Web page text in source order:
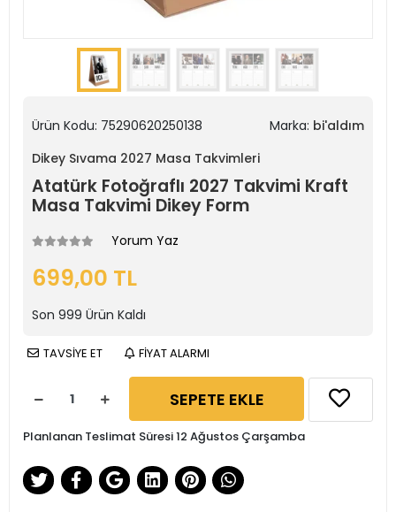
Ürün Kodu: 75290620250138 Marka: bi'aldım
Dikey Sıvama 2027 Masa Takvimleri
Atatürk Fotoğraflı 2027 Takvimi Kraft
Masa Takvimi Dikey Form
Yorum Yaz
699,00 TL
Son 999 Ürün Kaldı
TAVSİYE ET FİYAT ALARMI
SEPETE EKLE
Planlanan Teslimat Süresi 12 Ağustos Çarşamba